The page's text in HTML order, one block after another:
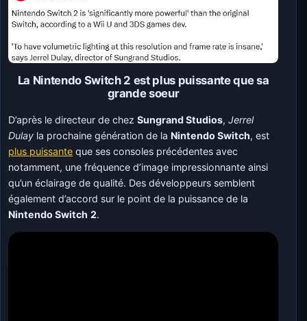
La Nintendo Switch 2 est plus puissante que sa
grande soeur
D’après le directeur de chezSungrand Studios,Jerrel
Dulay la prochaine génération de la Nintendo Switch, est
plus puissante que ses consoles précédentes avec
notamment, une fréquence d’image impressionnante ainsi
qu’un éclairage de qualité. Des développeurs semblent
également d’accord sur le point de la puissance de la
Nintendo Switch 2.